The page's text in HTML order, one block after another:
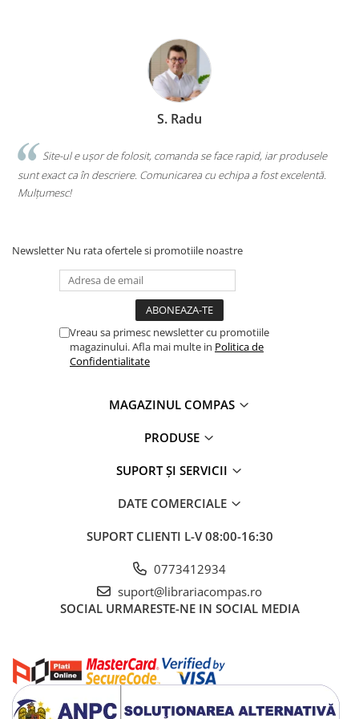
Ficțiune mitologică și istorică
Romane de dragoste
Poezie și teatru
ficțiune
Psihologie și dezvoltare personală
Sănătate și stil de viață
Artă și fotografie
Istorie și științe sociale
Știință și tehnologie
Literatură în limbi străine
Gramatică și vocabulare
Papetărie și articole din hârtie
Agende datate
Agende nedatate
Agende pentru copii
S. Radu
Site-ul e ușor de folosit, comanda se face rapid, iar produsele
sunt exact ca în descriere. Comunicarea cu echipa a fost excelentă.
Mulțumesc!
Newsletter Nu rata ofertele si promotiile noastre
Vreau sa primesc newsletter cu promotiile
magazinului. Afla mai multe in Politica de
Confidentialitate
MAGAZINUL COMPAS
PRODUSE
SUPORT ȘI SERVICII
DATE COMERCIALE
SUPORT CLIENTI L-V 08:00-16:30
0773412934
suport@librariacompas.ro
SOCIAL URMARESTE-NE IN SOCIAL MEDIA